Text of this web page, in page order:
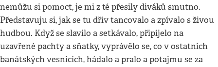
nemůžu si pomoct, je mi z té přesily diváků smutno.
Představuju si, jak se tu dřív tancovalo a zpívalo s živou
hudbou. Když se slavilo a setkávalo, připíjelo na
uzavřené pachty a sňatky, vyprávělo se, co v ostatních
banátských vesnicích, hádalo a pralo a potajmu se za